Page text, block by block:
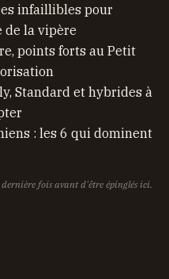
infaillibles pour
de la vipère
points forts au Petit
Standard et hybrides à
: les 6 qui dominent
dernière fois avant d'être épinglés ici.